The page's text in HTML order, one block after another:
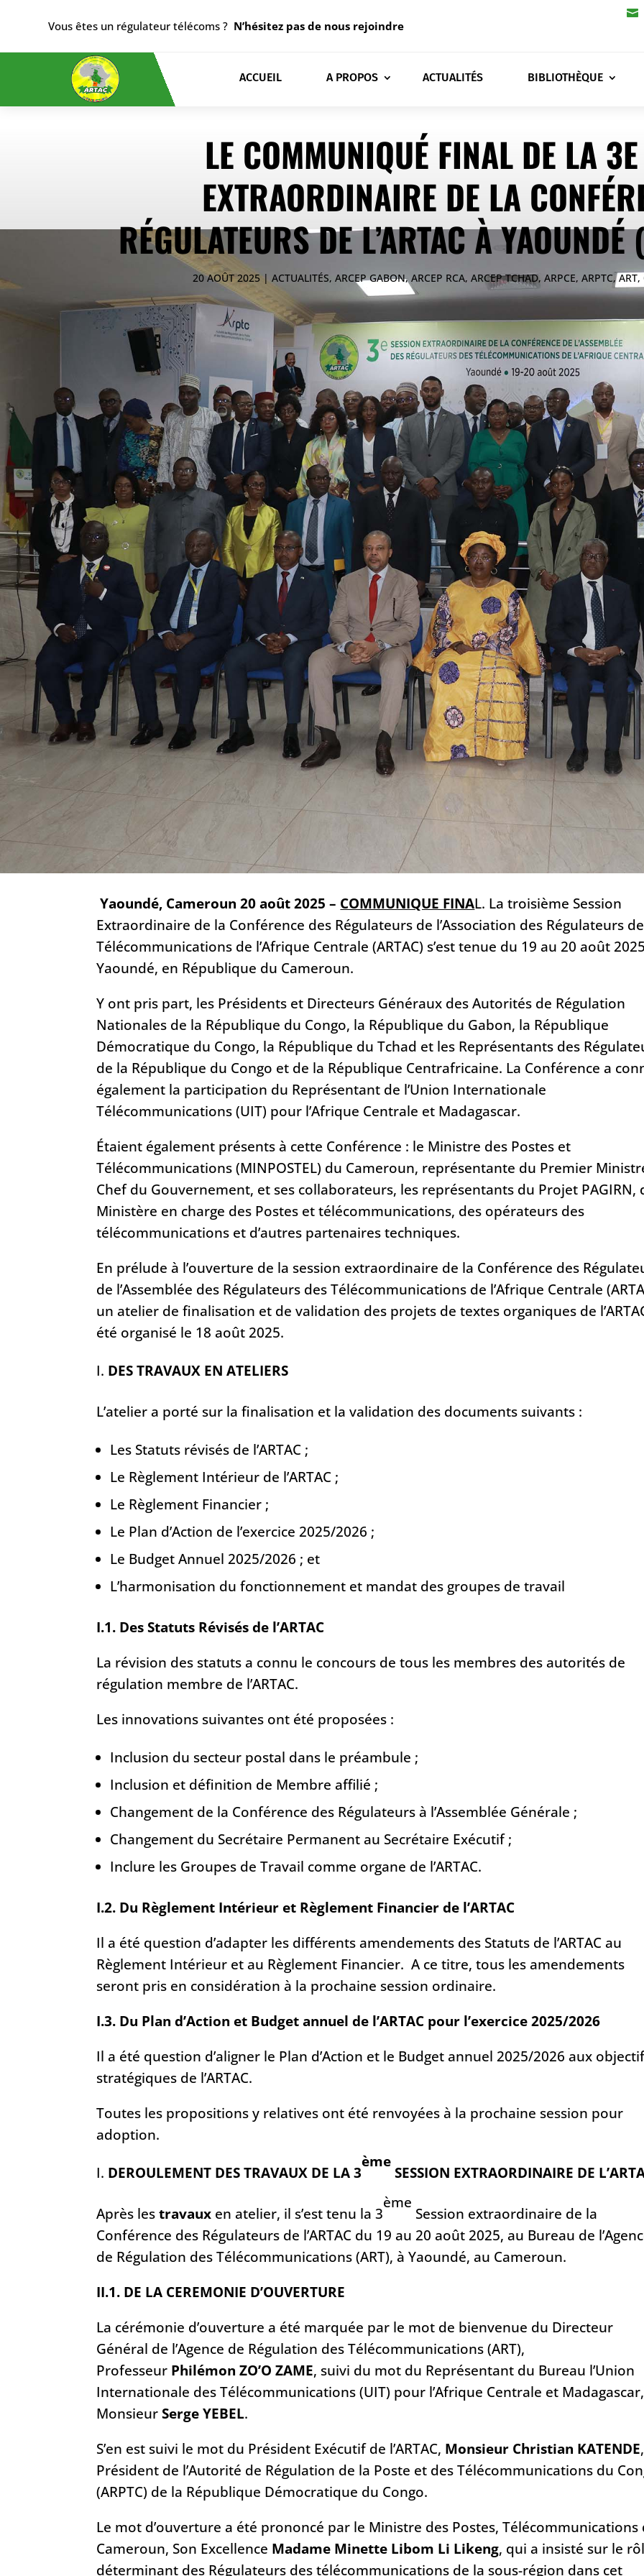
Vous êtes un régulateur télécoms ? N’hésitez pas de nous rejoindre

ACCUEIL A PROPOS ACTUALITÉS BIBLIOTHÈQUE
LE COMMUNIQUÉ FINAL DE LA
EXTRAORDINAIRE DE LA
RÉGULATEURS DE L’ARTAC À
20 AOÛT 2025 ACTUALITÉS, ARCEP GABON, ARCEP RCA, ARCEP TCHAD, ARPCE, ARPTC,ART,
Yaoundé, Cameroun 20 août 2025 – COMMUNIQUE FINAL. La troisième Session
Extraordinaire de la Conférence des Régulateurs de l’Association des Régulateurs
Télécommunications de l’Afrique Centrale (ARTAC) s’est tenue du 19 au 20 août
Yaoundé, en République du Cameroun.
Y ont pris part, les Présidents et Directeurs Généraux des Autorités de Régulation
Nationales de la République du Congo, la République du Gabon, la République
Démocratique du Congo, la République du Tchad et les Représentants des
de la République du Congo et de la République Centrafricaine. La Conférence a
également la participation du Représentant de l’Union Internationale
Télécommunications (UIT) pour l’Afrique Centrale et Madagascar.
Étaient également présents à cette Conférence : le Ministre des Postes et
Télécommunications (MINPOSTEL) du Cameroun, représentante du Premier
Chef du Gouvernement, et ses collaborateurs, les représentants du Projet PAGIRN,
Ministère en charge des Postes et télécommunications, des opérateurs des
télécommunications et d’autres partenaires techniques.
En prélude à l’ouverture de la session extraordinaire de la Conférence des
de l’Assemblée des Régulateurs des Télécommunications de l’Afrique Centrale
un atelier de finalisation et de validation des projets de textes organiques de
été organisé le 18 août 2025.
DES TRAVAUX EN ATELIERS
L’atelier a porté sur la finalisation et la validation des documents suivants :
Les Statuts révisés de l’ARTAC ;
Le Règlement Intérieur de l’ARTAC ;
Le Règlement Financier ;
Le Plan d’Action de l’exercice 2025/2026 ;
Le Budget Annuel 2025/2026 ; et
L’harmonisation du fonctionnement et mandat des groupes de travail
I.1. Des Statuts Révisés de l’ARTAC
La révision des statuts a connu le concours de tous les membres des autorités de
régulation membre de l’ARTAC.
Les innovations suivantes ont été proposées :
Inclusion du secteur postal dans le préambule ;
Inclusion et définition de Membre affilié ;
Changement de la Conférence des Régulateurs à l’Assemblée Générale ;
Changement du Secrétaire Permanent au Secrétaire Exécutif ;
Inclure les Groupes de Travail comme organe de l’ARTAC.
I.2. Du Règlement Intérieur et Règlement Financier de l’ARTAC
Il a été question d’adapter les différents amendements des Statuts de l’ARTAC au
Règlement Intérieur et au Règlement Financier. A ce titre, tous les amendements
seront pris en considération à la prochaine session ordinaire.
I.3. Du Plan d’Action et Budget annuel de l’ARTAC pour l’exercice 2025/2026
Il a été question d’aligner le Plan d’Action et le Budget annuel 2025/2026 aux
stratégiques de l’ARTAC.
Toutes les propositions y relatives ont été renvoyées à la prochaine session pour
adoption.
DEROULEMENT DES TRAVAUX DE LA 3
ème
SESSION EXTRAORDINAIRE DE
Après lestravaux en atelier, il s’est tenu la 3
ème
Session extraordinaire de la
Conférence des Régulateurs de l’ARTAC du 19 au 20 août 2025, au Bureau de
de Régulation des Télécommunications (ART), à Yaoundé, au Cameroun.
II.1. DE LA CEREMONIE D’OUVERTURE
La cérémonie d’ouverture a été marquée par le mot de bienvenue du Directeur
Général de l’Agence de Régulation des Télécommunications (ART),
Professeur Philémon ZO’O ZAME, suivi du mot du Représentant du Bureau l’Union
Internationale des Télécommunications (UIT) pour l’Afrique Centrale et Madagascar,
MonsieurSerge YEBEL.
S’en est suivi le mot du Président Exécutif de l’ARTAC, Monsieur Christian KATENDE,
Président de l’Autorité de Régulation de la Poste et des Télécommunications du
(ARPTC) de la République Démocratique du Congo.
Le mot d’ouverture a été prononcé par le Ministre des Postes, Télécommunications
Cameroun, Son Excellence Madame Minette Libom Li Likeng, qui a insisté sur le
déterminant des Régulateurs des télécommunications de la sous-région dans cet